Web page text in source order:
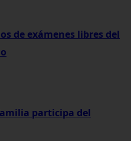
de exámenes libres del
participa del